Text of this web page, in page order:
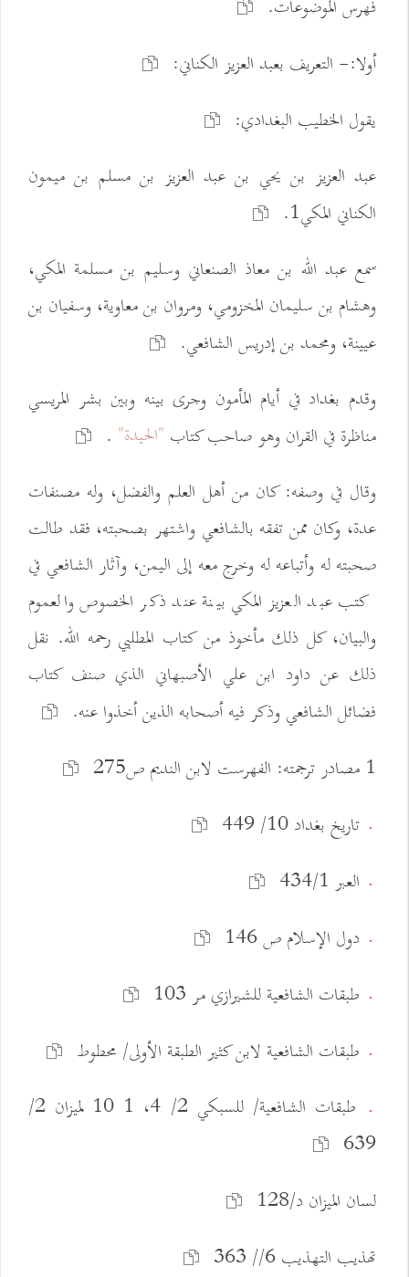
فهرس الموضوعات.
أولا:- التعريف بعبد العزيز الكناني:
يقول الخطيب البغدادي:
عبد العزيز بن يحي بن عبد العزيز بن مسلم بن ميمون
الكناني المكي1.
سمع عبد الله بن معاذ الصنعاني وسليم بن مسلمة المكي،
وهشام بن سليمان المخزومي، ومروان بن معاوية، وسفيان بن
عيينة، ومحمد بن إدريس الشافعي.
وقدم بغداد في أيام المأمون وجرى بينه وبين بشر المريسي
مناظرة في القران وهو صاحب كتاب "الحيدة" .
وقال في وصفه: كان من أهل العلم والفضل، وله مصنفات
عدة، وكان ممن تفقه بالشافعي واشتهر بصحبته، فقد طالت
صحبته له وأتباعه له وخرج معه إلى اليمن، وآثار الشافعي في
كتب عبد العزيز المكي بينة عند ذكر الخصوص والعموم
والبيان، كل ذلك مأخوذ من كتاب المطلبي رحمه الله. نقل
ذلك عن داود ابن علي الأصبهاني الذي صنف كتاب
فضائل الشافعي وذكر فيه أصحابه الذين أخذوا عنه.
1 مصادر ترجمته: الفهرست لابن النديم ص275
. تاريخ بغداد 10/ 449
. العبر 434/1
. دول الإسلام ص 146
. طبقات الشافعية للشيرازي مر 103
. طبقات الشافعية لابن كثير الطبقة الأولى/ محطوط
.
طبقات الشافعية/ للسبكي 2/ 4، 1 10 لميزان 2/
639
لسان الميزان د/128
تهذيب التهذيب 6// 363